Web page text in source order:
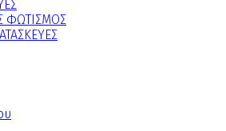
ΦΩΤΙΣΜΟΣ